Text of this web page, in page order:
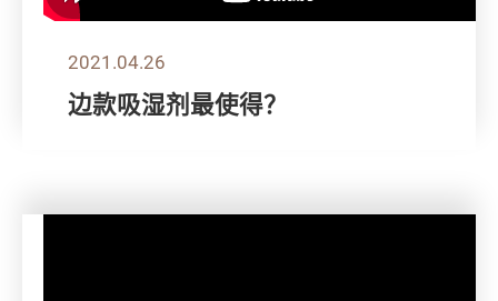
2021.04.26
边款吸湿剂最使得？